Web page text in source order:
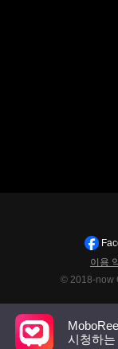
이용
© 2018-now
시청하